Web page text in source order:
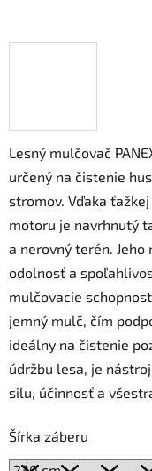
Lesný mulčovač
určený na čistenie
stromov. Vďaka
motoru je navrhnutý
a nerovný terén.
odolnosť a
mulčovacie
jemný mulč, čím
ideálny na čistenie
údržbu lesa, je
silu, účinnosť a
Šírka záberu